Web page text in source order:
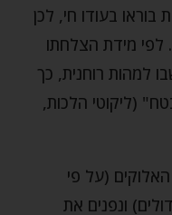
בעודו חי, לכן
לפי מידת הצלחתו
למהות רוחנית, כך
(ליקוטי הלכות,
(על פי
ונפנים את